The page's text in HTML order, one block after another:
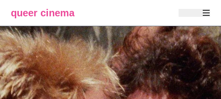
queer cinema